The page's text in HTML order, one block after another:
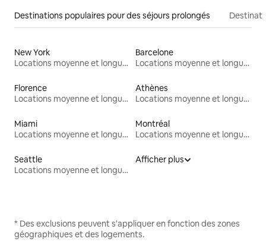
Destinations populaires pour des séjours prolongés
New York
Locations moyenne et longue durée
Barcelone
Locations moyenne et longue durée
Florence
Locations moyenne et longue durée
Athènes
Locations moyenne et longue durée
Miami
Locations moyenne et longue durée
Montréal
Locations moyenne et longue durée
Seattle
Locations moyenne et longue durée
Afficher plus
* Des exclusions peuvent s'appliquer en fonction des zones
géographiques et des logements.